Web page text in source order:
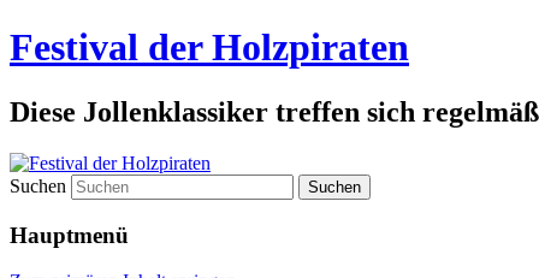
Festival der Holzpiraten
Diese Jollenklassiker treffen sich
Suchen
Hauptmenü